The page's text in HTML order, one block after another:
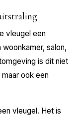
vleugel een
salon,
is dit niet
ook een
vleugel. Het is